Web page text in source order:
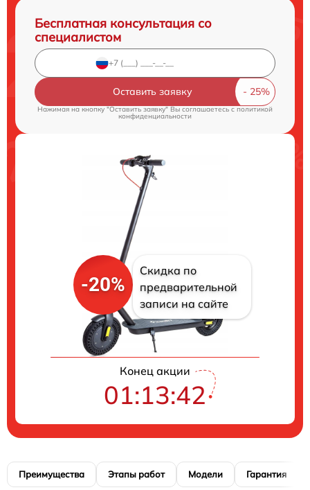
Бесплатная консультация со
специалистом
Оставить заявку
Нажимая на кнопку "Оставить заявку" Вы соглашаетесь cполитикой
конфиденциальности
-20%
Скидка по
предварительной
записи на сайте
Конец акции
01:13:42
Преимущества Этапы работ Модели Гарантия